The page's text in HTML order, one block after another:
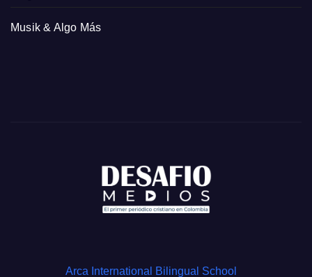
Musik & Algo Más
Arca International Bilingual School